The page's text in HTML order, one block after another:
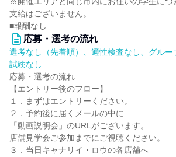
支給はございません。
■報酬なし
応募・選考の流れ
選考なし（先着順）、適性検査なし、グル
試験なし
応募・選考の流れ
【エントリー後のフロー】
１．まずはエントリーください。
２．予約後に届くメールの中に
「動画説明会」のURLがございます。
店舗見学会ご参加までにご視聴ください。
３．当日キャナリイ・ロウの各店舗へ